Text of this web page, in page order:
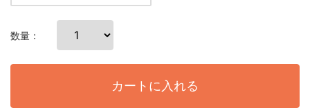
数量：
カートに入れる